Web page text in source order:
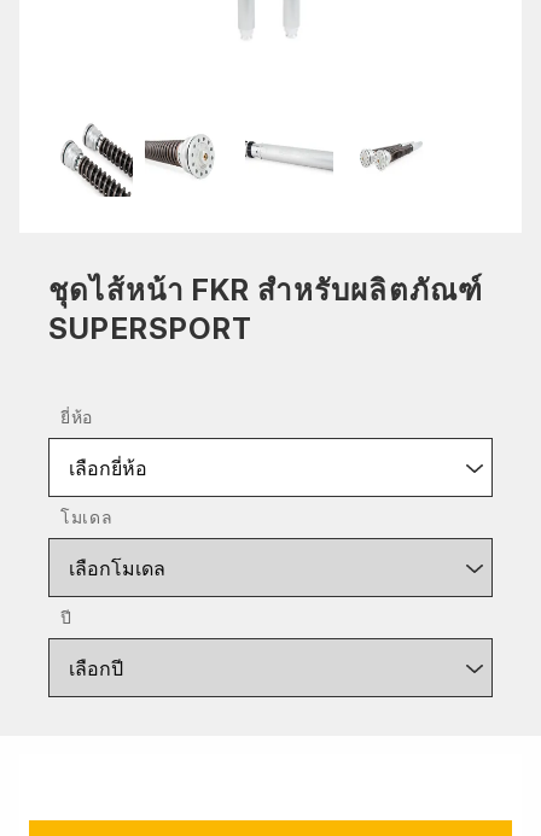
ชุดไส้หน้า FKR สำหรับผลิตภัณฑ์
SUPERSPORT
ยี่ห้อ
เลือกยี่ห้อ
โมเดล
เลือกโมเดล
ปี
เลือกปี